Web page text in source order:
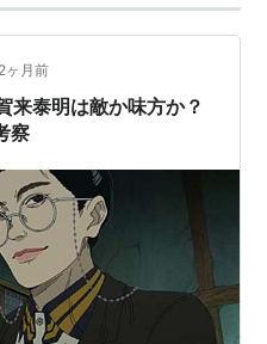
判明！ 諸葛亮孔明にも共
2ヶ月前
来泰明は敵か味方か？
察